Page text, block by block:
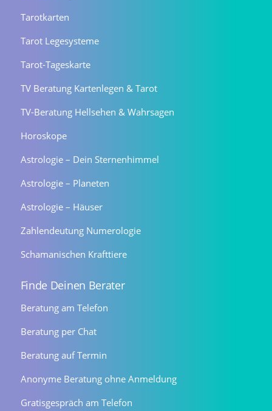
Tarotkarten
Tarot Legesysteme
Tarot-Tageskarte
TV Beratung Kartenlegen & Tarot
TV-Beratung Hellsehen & Wahrsagen
Horoskope
Astrologie – Dein Sternenhimmel
Astrologie – Planeten
Astrologie – Häuser
Zahlendeutung Numerologie
Schamanischen Krafttiere
Finde Deinen Berater
Beratung am Telefon
Beratung per Chat
Beratung auf Termin
Anonyme Beratung ohne Anmeldung
Gratisgespräch am Telefon